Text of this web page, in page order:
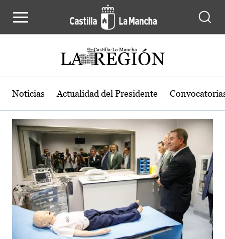
Actualidad de la región de Castilla-
Noticias Actualidad del Presidente